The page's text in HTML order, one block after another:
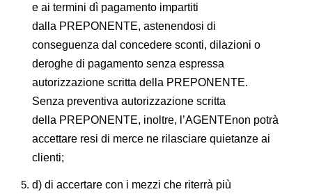
e ai termini dì pagamento impartiti
dalla PREPONENTE, astenendosi di
conseguenza dal concedere sconti, dilazioni o
deroghe di pagamento senza espressa
autorizzazione scritta della PREPONENTE.
Senza preventiva autorizzazione scritta
della PREPONENTE, inoltre, l’AGENTEnon potrà
accettare resi di merce ne rilasciare quietanze ai
clienti;
d) di accertare con i mezzi che riterrà più